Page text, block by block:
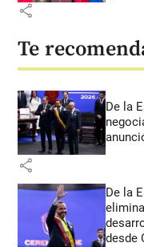
share
Te
De la
share
De la
desde